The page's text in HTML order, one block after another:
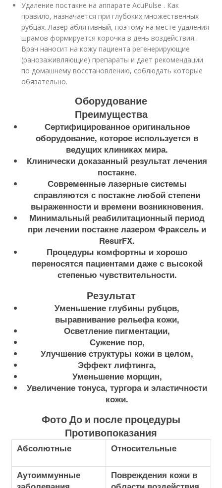
Удаление постакне на аппарате AcuPulse . Как
правило, назначается при глубоких множественных
рубцах. Лазер аблятивный, поэтому на месте удаления
шрамов формируется корочка в день воздействия.
Врач наносит на кожу пациента регенерирующие
(ранозаживляющие) препараты и дает рекомендации
по домашнему восстановлению, соблюдать которые
обязательно.
Оборудование
Преимущества
Сертифицированное оригинальное
оборудование, которое используется в
ведущих клиниках мира.
Клинически доказанный результат лечения
постакне.
Современные лазерные системы
справляются с постакне любой степени
выраженности и времени возникновения.
Минимальный реабилитационный период
при лечении постакне лазером Фраксель и
ResurFX.
Процедуры комфортны и хорошо
переносятся пациентами даже с высокой
степенью чувствительности.
Результат
Уменьшение глубины рубцов,
выравнивание рельефа кожи,
Осветление пигментации,
Сужение пор,
Улучшение структуры кожи в целом,
Эффект лифтинга,
Уменьшение морщин,
Увеличение тонуса, тургора и эластичности
кожи.
Фото До и после процедуры
Противопоказания
Абсолютные Относительные
Аутоиммунные
Повреждения кожи в